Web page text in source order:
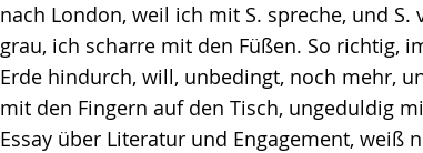
nach London, weil ich mit S. spreche, und
grau, ich scharre mit den Füßen. So richtig,
Erde hindurch, will, unbedingt, noch mehr,
mit den Fingern auf den Tisch, ungeduldig
Essay über Literatur und Engagement, weiß